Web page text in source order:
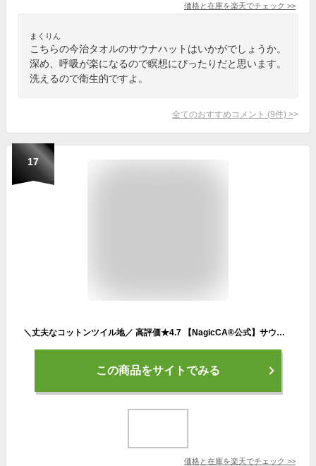
価格と在庫を楽天でチェック >>
まくりん
こちらの今治タオルのサウナハットはいかがでしょうか。
深め、呼吸が楽になるので瞑想にぴったりだと思います。
洗えるので衛生的ですよ。
全てのおすすめコメント (9件) >
17
＼丈夫なコットンツイル地／ 高評価★4.7 【NagicCA®公式】サウナハット 速乾 キャップ 大きいサイズ 深めで瞑想に最適 目元カバー 2重構造で高断熱 気分もあがる6カラー裏地 おしゃれ 洗濯機丸洗い のぼせ防止 髪ダメージケア M / L / LL
この商品をサイトでみる
価格と在庫を楽天でチェック >>